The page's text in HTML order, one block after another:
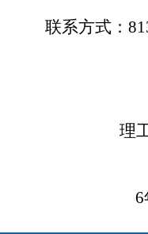
联系方式：
理
6